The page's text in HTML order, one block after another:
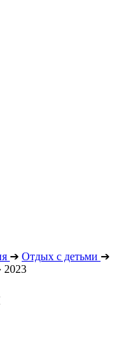
➔ Отдых с детьми ➔
2023